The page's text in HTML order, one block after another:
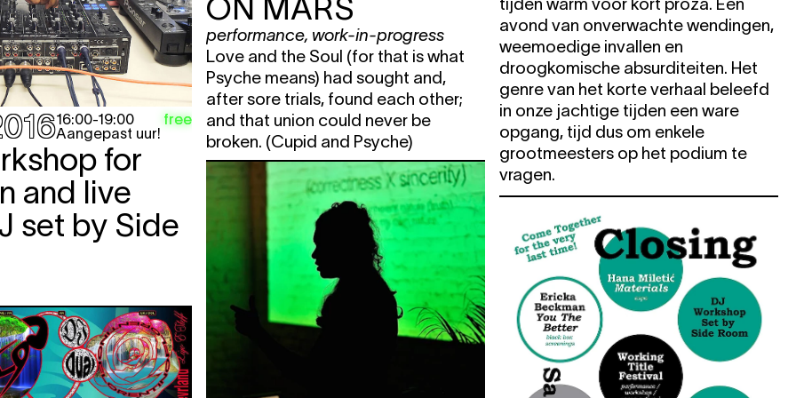
- Day I 17:00 - 21:00
- Day II 17:00 - 21:00 free
22:00 concert free
22:00 nightlife TICKET
19:30 concert
08:30 ontbijt
ON MARS
performance, work-in-progress
Love and the Soul (for that is what
Psyche means) had sought and,
after sore trials, found each other;
and that union could never be
broken. (Cupid and Psyche)
tijden warm voor kort proza. Een
avond van onverwachte wendingen,
weemoedige invallen en
droogkomische absurditeiten. Het
genre van het korte verhaal beleefd
in onze jachtige tijden een ware
opgang, tijd dus om enkele
grootmeesters op het podium te
vragen.
16:00-19:00
Aangepast uur!
free
for
and live
set by Side